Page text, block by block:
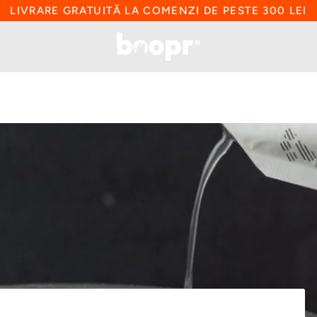
LIVRARE GRATUITĂ LA COMENZI DE PESTE 300 LEI